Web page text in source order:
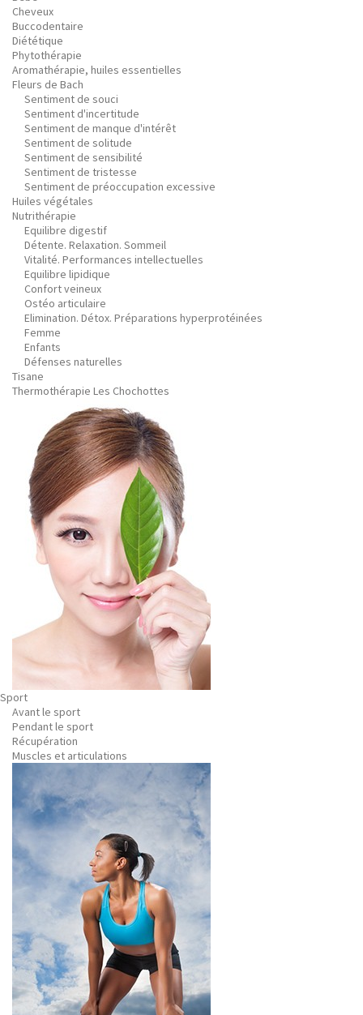
Cheveux
Buccodentaire
Diététique
Phytothérapie
Aromathérapie, huiles essentielles
Fleurs de Bach
Sentiment de souci
Sentiment d'incertitude
Sentiment de manque d'intérêt
Sentiment de solitude
Sentiment de sensibilité
Sentiment de tristesse
Sentiment de préoccupation excessive
Huiles végétales
Nutrithérapie
Equilibre digestif
Détente. Relaxation. Sommeil
Vitalité. Performances intellectuelles
Equilibre lipidique
Confort veineux
Ostéo articulaire
Elimination. Détox. Préparations hyperprotéinées
Femme
Enfants
Défenses naturelles
Tisane
Thermothérapie Les Chochottes
Sport
Avant le sport
Pendant le sport
Récupération
Muscles et articulations